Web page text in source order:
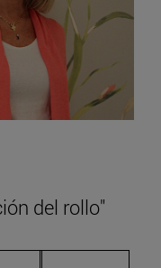
del rollo"